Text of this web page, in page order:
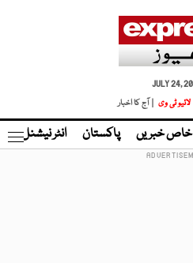
JULY 24,
لائیو ٹی وی | آج کا اخبار
خاص خبریں پاکستان انٹر نیشنل